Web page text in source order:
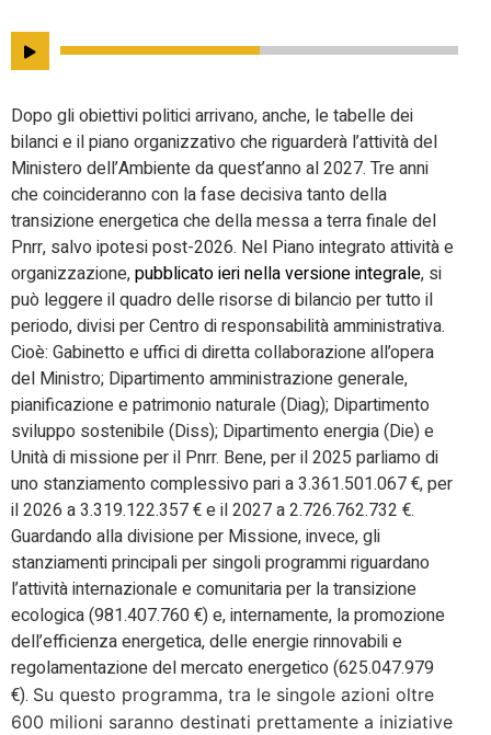
Dopo gli obiettivi politici arrivano, anche, le tabelle dei
bilanci e il piano organizzativo che riguarderà l’attività del
Ministero dell’Ambiente da quest’anno al 2027. Tre anni
che coincideranno con la fase decisiva tanto della
transizione energetica che della messa a terra finale del
Pnrr, salvo ipotesi post-2026. Nel Piano integrato attività e
organizzazione,pubblicato ieri nella versione integrale, si
può leggere il quadro delle risorse di bilancio per tutto il
periodo, divisi per Centro di responsabilità amministrativa.
Cioè: Gabinetto e uffici di diretta collaborazione all’opera
del Ministro; Dipartimento amministrazione generale,
pianificazione e patrimonio naturale (Diag); Dipartimento
sviluppo sostenibile (Diss); Dipartimento energia (Die) e
Unità di missione per il Pnrr. Bene, per il 2025 parliamo di
uno stanziamento complessivo pari a 3.361.501.067 €, per
il 2026 a 3.319.122.357 € e il 2027 a 2.726.762.732 €.
Guardando alla divisione per Missione, invece, gli
stanziamenti principali per singoli programmi riguardano
l’attività internazionale e comunitaria per la transizione
ecologica (981.407.760 €) e, internamente, la promozione
dell’efficienza energetica, delle energie rinnovabili e
regolamentazione del mercato energetico (625.047.979
€). Su questo programma, tra le singole azioni oltre
600 milioni saranno destinati prettamente a iniziative